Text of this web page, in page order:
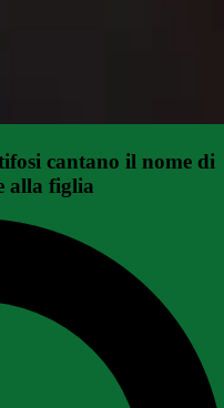
cantano il nome di
alla figlia